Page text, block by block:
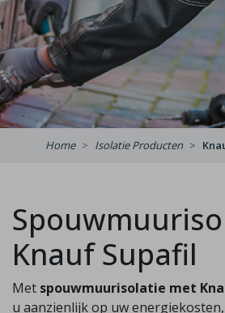
Home Isolatie Producten
Knauf Supafil
Met spouwmuurisolatie met
u aanzienlijk op uw